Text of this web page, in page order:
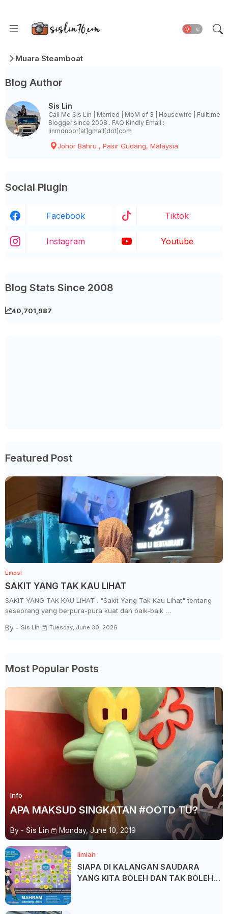
Muara Steamboat
Blog Author
Sis Lin
Call Me Sis Lin | Married | MoM of 3 | Housewife | Fulltime
Blogger since 2008 . FAQ Kindly Email :
linmdnoor[at]gmail[dot]com
Johor Bahru , Pasir Gudang, Malaysia
Social Plugin
Facebook Tiktok
Instagram Youtube
Blog Stats Since 2008
40,701,987
Featured Post
Emosi
SAKIT YANG TAK KAU LIHAT
SAKIT YANG TAK KAU LIHAT . "Sakit Yang Tak Kau Lihat" tentang
seseorang yang berpura-pura kuat dan baik-baik …
By - Sis Lin Tuesday, June 30, 2026
Most Popular Posts
Info
APA MAKSUD SINGKATAN #OOTD TU?
By - Sis Lin Monday, June 10, 2019
Ilmiah
SIAPA DI KALANGAN SAUDARA
YANG KITA BOLEH DAN TAK BOLEH